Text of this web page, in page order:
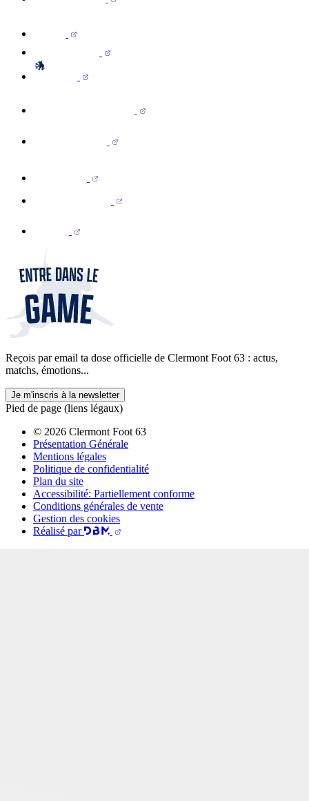
Reçois par email ta dose officielle de Clermont Foot 63 : actus,
matchs, émotions...
Je m'inscris à la newsletter
Pied de page (liens légaux)
© 2026 Clermont Foot 63
Présentation Générale
Mentions légales
Politique de confidentialité
Plan du site
Accessibilité: Partiellement conforme
Conditions générales de vente
Gestion des cookies
Réalisé par